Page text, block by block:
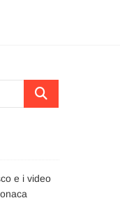
Cerca
e i video